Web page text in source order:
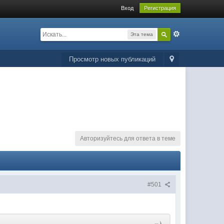
Вход Регистрация
Эта тема
Просмотр новых публикаций
Авторизуйтесь для ответа в теме
#501